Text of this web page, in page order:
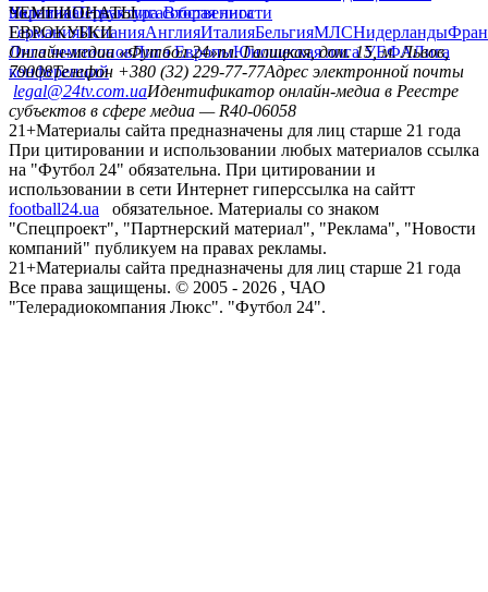
политикаСтруктура собственности
УкраинаПервая лигаВторая лига
ЧЕМПИОНАТЫ
ГерманияИспанияАнглияИталияБельгияМЛСНидерланды
ЕВРОКУБКИ
Лига чемпионовЛига ЕвропыЮношеская лига УЕФАЛига
конференций
Онлайн-медиа «Футбол 24»пл. Галицкая, дом. 15, м. Львов,
79008Телефон +380 (32) 229-77-77Адрес электронной почты
legal@24tv.com.uaИдентификатор онлайн-медиа в Реестре
субъектов в сфере медиа — R40-06058
21+Материалы сайта предназначены для лиц старше 21 года
При цитировании и использовании любых материалов ссылка
на "Футбол 24" обязательна. При цитировании и
использовании в сети Интернет гиперссылка на сайтт
football24.ua
обязательное. Материалы со знаком
"Спецпроект", "Партнерский материал", "Реклама", "Новости
компаний" публикуем на правах рекламы.
21+Материалы сайта предназначены для лиц старше 21 года
Все права защищены. © 2005 - 2026 , ЧАО
"Телерадиокомпания Люкс". "Футбол 24".